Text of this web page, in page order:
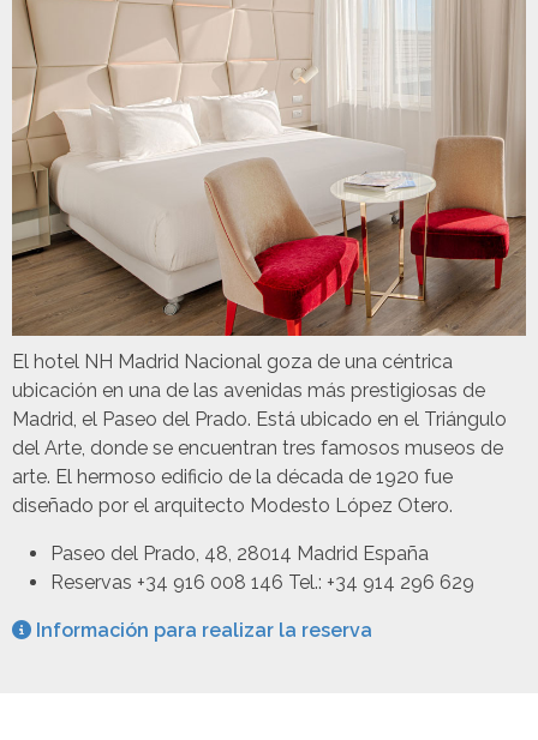
El hotel NH Madrid Nacional goza de una céntrica
ubicación en una de las avenidas más prestigiosas de
Madrid, el Paseo del Prado. Está ubicado en el Triángulo
del Arte, donde se encuentran tres famosos museos de
arte. El hermoso edificio de la década de 1920 fue
diseñado por el arquitecto Modesto López Otero.
Paseo del Prado, 48, 28014 Madrid España
Reservas +34 916 008 146 Tel.: +34 914 296 629
Información para realizar la reserva